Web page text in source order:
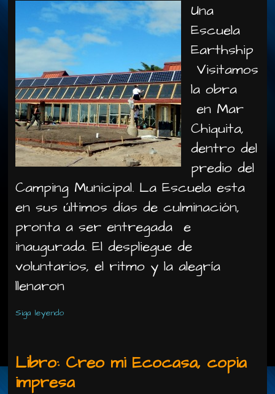
Una
Escuela
Earthship
Visitamos
la obra
en Mar
Chiquita,
dentro del
predio del
Camping Municipal. La Escuela esta
en sus últimos días de culminación,
pronta a ser entregada e
inaugurada. El despliegue de
voluntarios, el ritmo y la alegría
llenaron
Siga leyendo
Libro: Creo mi Ecocasa, copia
impresa